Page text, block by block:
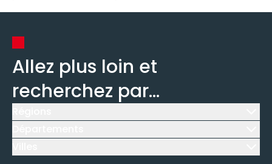
Allez plus loin et
recherchez par...